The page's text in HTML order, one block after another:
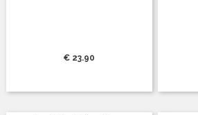
€ 23.90